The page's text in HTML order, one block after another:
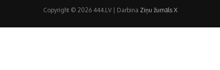
Copyright © 2026 444.LV | Darbina Ziņu žurnāls X